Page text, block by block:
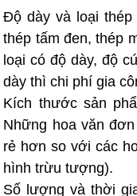
Độ dày và loại
thép tấm đen, thép
loại có độ dày, độ
dày thì chi phí gia
Kích thước sản
Những hoa văn
rẻ hơn so với các
hình trừu tượng).
Số lượng và thời